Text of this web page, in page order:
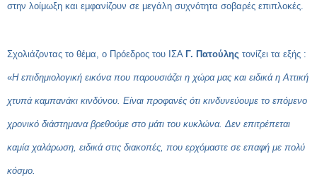
στην λοίμωξη και εμφανίζουν σε μεγάλη συχνότητα σοβαρές επιπλοκές.
Σχολιάζοντας το θέμα, ο Πρόεδρος του ΙΣΑ Γ. Πατούλης τονίζει τα εξής :
«Η επιδημιολογική εικόνα που παρουσιάζει η χώρα μας και ειδικά η Αττική
χτυπά καμπανάκι κινδύνου. Είναι προφανές ότι κινδυνεύουμε το επόμενο
χρονικό διάστημανα βρεθούμε στο μάτι του κυκλώνα. Δεν επιτρέπεται
καμία χαλάρωση, ειδικά στις διακοπές, που ερχόμαστε σε επαφή με πολύ
κόσμο.